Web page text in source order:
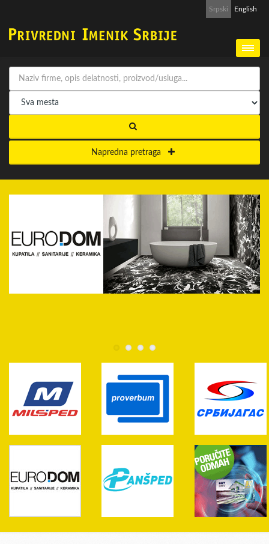
Srpski English
Napredna pretraga